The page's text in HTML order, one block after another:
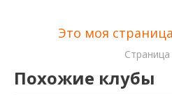
Это моя
Похожие клубы